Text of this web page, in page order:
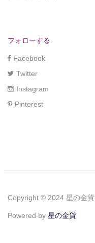
フォローする
Facebook
Twitter
Instagram
Pinterest
Copyright © 2024 星の金貨.
Powered by 星の金貨